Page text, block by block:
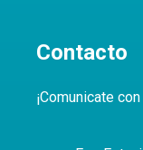
Contacto
¡Comunicate